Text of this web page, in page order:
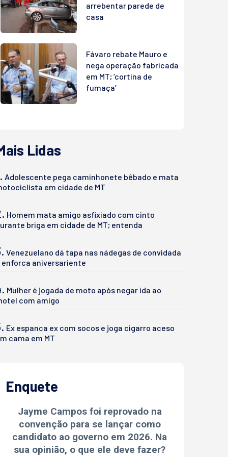
arrebentar parede de
casa
Fávaro rebate Mauro e
nega operação fabricada
em MT; ‘cortina de
fumaça’
Lidas
Adolescente pega caminhonete bêbado e mata
em cidade de MT
Homem mata amigo asfixiado com cinto
briga em cidade de MT; entenda
Venezuelano dá tapa nas nádegas de convidada
enforca aniversariente
Mulher é jogada de moto após negar ida ao
com amigo
Ex espanca ex com socos e joga cigarro aceso
cama em MT
Enquete
Jayme Campos foi reprovado na
convenção para se lançar como
candidato ao governo em 2026. Na
sua opinião, o que ele deve fazer?